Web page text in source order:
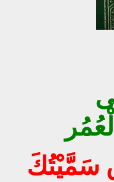
سَمَّيْتُكَ